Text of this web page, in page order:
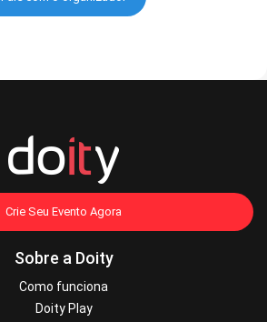
Crie Seu Evento Agora
Sobre a Doity
Como funciona
Doity Play